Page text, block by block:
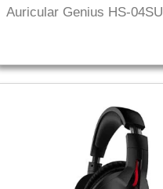
Auricular Genius HS-04SU